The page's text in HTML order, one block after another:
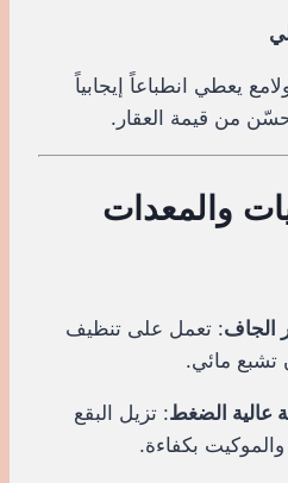
يعطي انطباعاً إيجابياً
من قيمة العقار.
والمعدات
الجاف: تعمل على تنظيف
تشبع مائي.
عالية الضغط: تزيل البقع
بكفاءة.